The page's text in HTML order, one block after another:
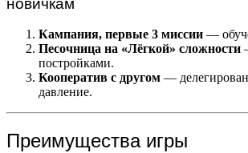
новичкам
Кампания, первые 3 миссии —
Песочница на «Лёгкой» сложности
постройками.
Кооператив с другом —
давление.
Преимущества игры